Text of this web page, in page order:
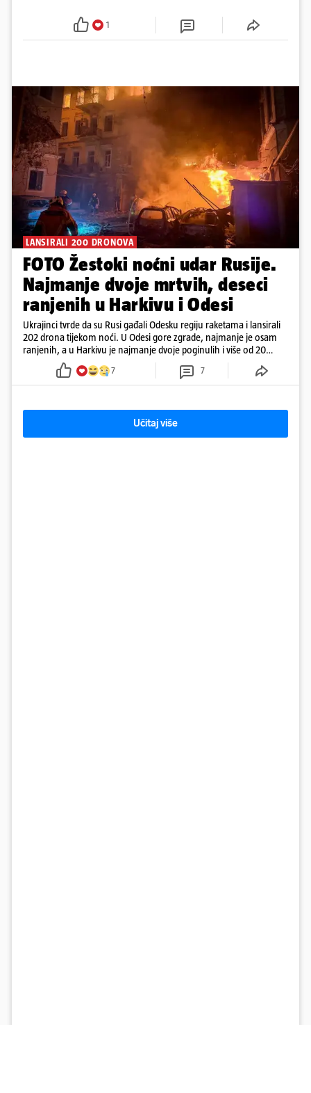
1
LANSIRALI 200 DRONOVA
FOTO Žestoki noćni udar Rusije.
Najmanje dvoje mrtvih, deseci
ranjenih u Harkivu i Odesi
Ukrajinci tvrde da su Rusi gađali Odesku regiju raketama i lansirali
202 drona tijekom noći. U Odesi gore zgrade, najmanje je osam
ranjenih, a u Harkivu je najmanje dvoje poginulih i više od 20
ranjenih. Jedan projektil raznio je nekoliko katova zgrade.
7 7
Učitaj više